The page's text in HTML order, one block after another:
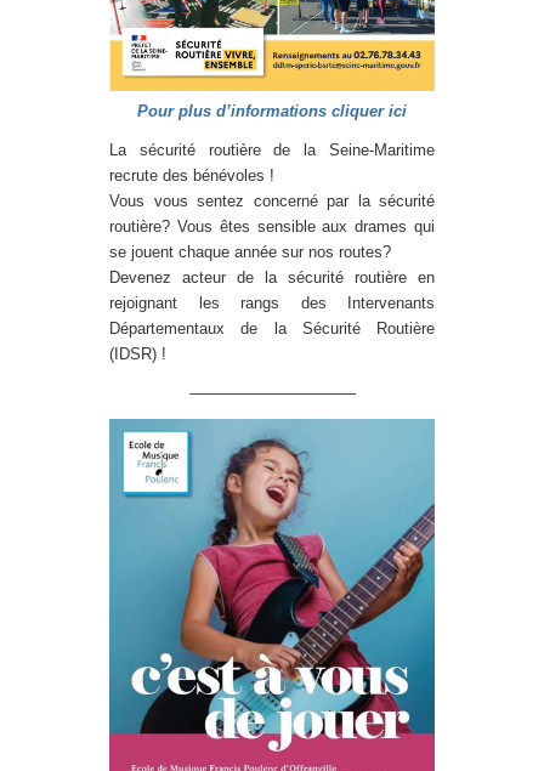
Pour plus d’informations cliquer ici
La sécurité routière de la Seine-Maritime
recrute des bénévoles !
Vous vous sentez concerné par la sécurité
routière? Vous êtes sensible aux drames qui
se jouent chaque année sur nos routes?
Devenez acteur de la sécurité routière en
rejoignant les rangs des Intervenants
Départementaux de la Sécurité Routière
(IDSR) !
——————————–